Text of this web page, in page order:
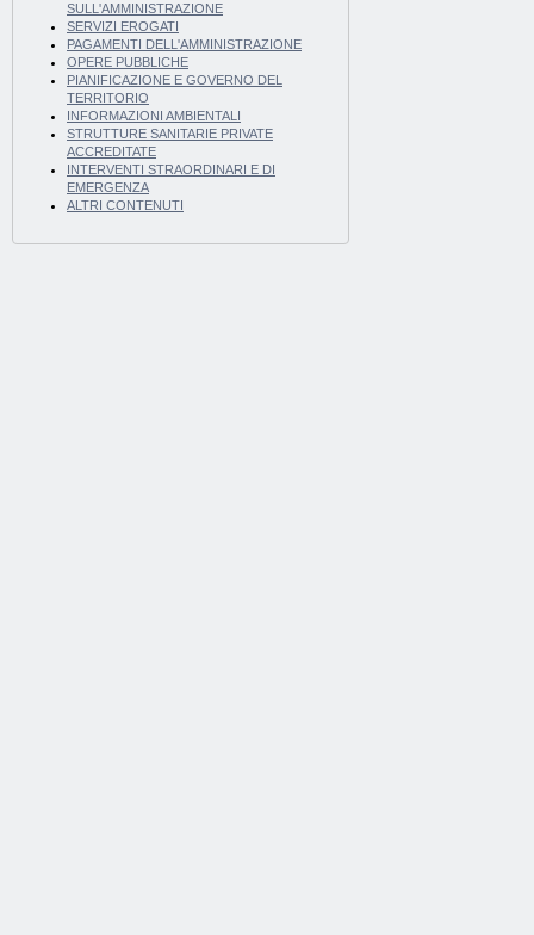
SULL'AMMINISTRAZIONE
SERVIZI EROGATI
PAGAMENTI DELL'AMMINISTRAZIONE
OPERE PUBBLICHE
PIANIFICAZIONE E GOVERNO DEL
TERRITORIO
INFORMAZIONI AMBIENTALI
STRUTTURE SANITARIE PRIVATE
ACCREDITATE
INTERVENTI STRAORDINARI E DI
EMERGENZA
ALTRI CONTENUTI